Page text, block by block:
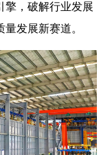
擎，破解行业发展
发展新赛道。